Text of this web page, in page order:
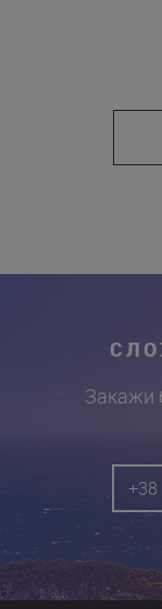
Закажи